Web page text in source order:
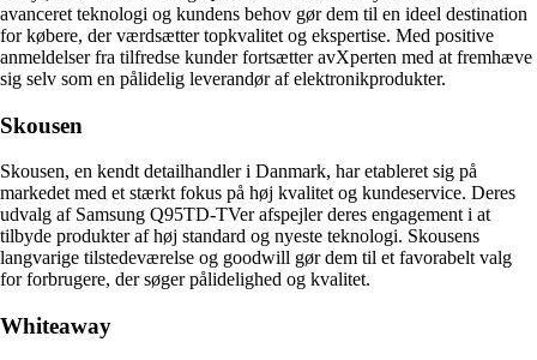
avanceret teknologi og kundens behov gør dem til en ideel destination
for købere, der værdsætter topkvalitet og ekspertise. Med positive
anmeldelser fra tilfredse kunder fortsætter avXperten med at fremhæve
sig selv som en pålidelig leverandør af elektronikprodukter.
Skousen
Skousen, en kendt detailhandler i Danmark, har etableret sig på
markedet med et stærkt fokus på høj kvalitet og kundeservice. Deres
udvalg af Samsung Q95TD-TVer afspejler deres engagement i at
tilbyde produkter af høj standard og nyeste teknologi. Skousens
langvarige tilstedeværelse og goodwill gør dem til et favorabelt valg
for forbrugere, der søger pålidelighed og kvalitet.
Whiteaway